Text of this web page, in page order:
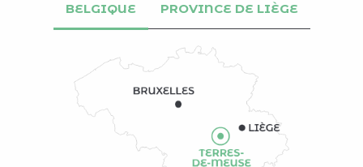
BELGIQUE PROVINCE DE LIÈGE